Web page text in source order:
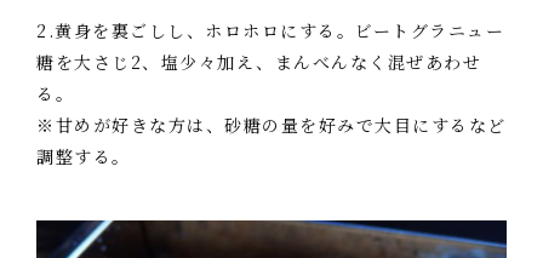
2.黄身を裏ごしし、ホロホロにする。ビートグラニュー
糖を大さじ2、塩少々加え、まんべんなく混ぜあわせ
る。
※甘めが好きな方は、砂糖の量を好みで大目にするなど
調整する。